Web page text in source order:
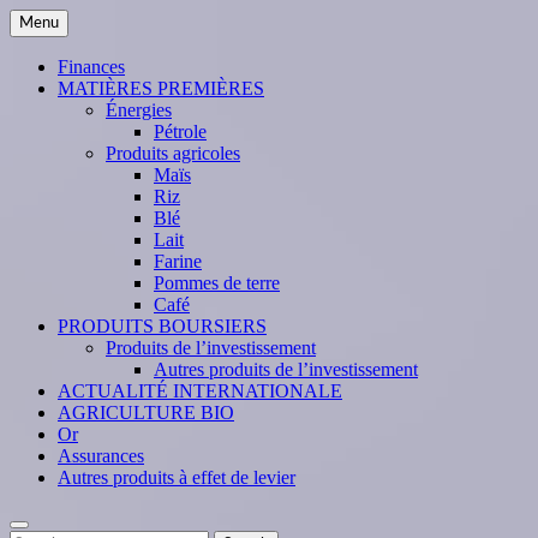
Skip
to
content
Menu
Finances
MATIÈRES PREMIÈRES
Énergies
Pétrole
Produits agricoles
Maïs
Riz
Blé
Lait
Farine
Pommes de terre
Café
PRODUITS BOURSIERS
Produits de l’investissement
Autres produits de l’investissement
ACTUALITÉ INTERNATIONALE
AGRICULTURE BIO
Or
Assurances
Autres produits à effet de levier
Search